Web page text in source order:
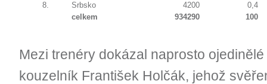
8.
Srbsko 4200
0,4
celkem
934290 100
Mezi trenéry dokázal naprosto
kouzelník František Holčák, jehož